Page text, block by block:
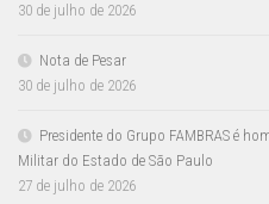
30 de julho de 2026
Nota de Pesar
30 de julho de 2026
Presidente do Grupo FAMBRAS é
Militar do Estado de São Paulo
27 de julho de 2026